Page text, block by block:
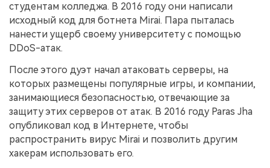
студентам колледжа. В 2016 году они написали
исходный код для ботнета Mirai. Пара пыталась
нанести ущерб своему университету с помощью
DDoS-атак.
После этого дуэт начал атаковать серверы, на
которых размещены популярные игры, и компании,
занимающиеся безопасностью, отвечающие за
защиту этих серверов от атак. В 2016 году Paras Jha
опубликовал код в Интернете, чтобы
распространить вирус Mirai и позволить другим
хакерам использовать его.